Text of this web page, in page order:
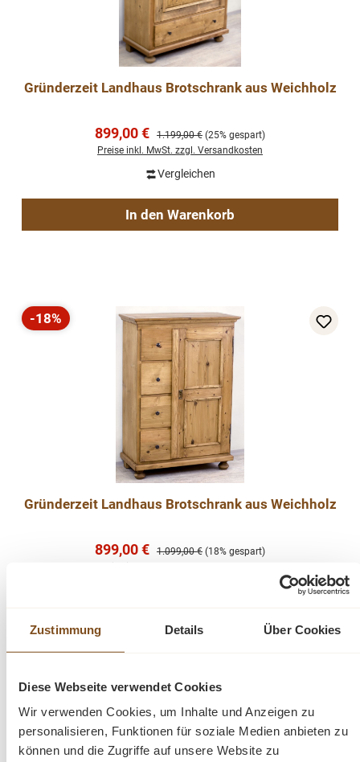
Zustimmung Details Über Cookies
Diese Webseite verwendet Cookies
Wir verwenden Cookies, um Inhalte und Anzeigen zu
personalisieren, Funktionen für soziale Medien anbieten zu
können und die Zugriffe auf unsere Website zu
Gründerzeit Landhaus Brotschrank aus Weichholz
Verkaufspreis:
899,00 € Regulärer Preis:
1.199,00 € (25% gespart)
Preise inkl. MwSt. zzgl. Versandkosten
Vergleichen
In den Warenkorb
Rabatt
-18%
Gründerzeit Landhaus Brotschrank aus Weichholz
Verkaufspreis:
899,00 € Regulärer Preis:
1.099,00 € (18% gespart)
In den Warenkorb
Rabatt
-18%